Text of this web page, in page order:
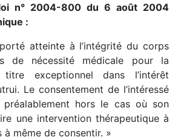
n° 2004-800 du 6 août 2004
:
atteinte à l’intégrité du corps
de nécessité médicale pour la
exceptionnel dans l’intérêt
Le consentement de l’intéressé
hors le cas où son
une intervention thérapeutique à
à même de consentir. »